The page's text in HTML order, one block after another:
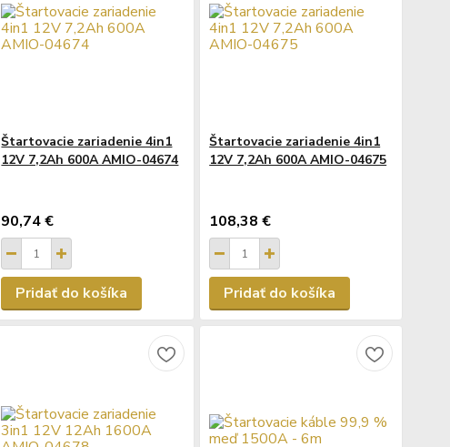
Štartovacie zariadenie 4in1
12V 7,2Ah 600A AMIO-04674
90,74 €
Pridať do košíka
Štartovacie zariadenie 4in1
12V 7,2Ah 600A AMIO-04675
108,38 €
Pridať do košíka